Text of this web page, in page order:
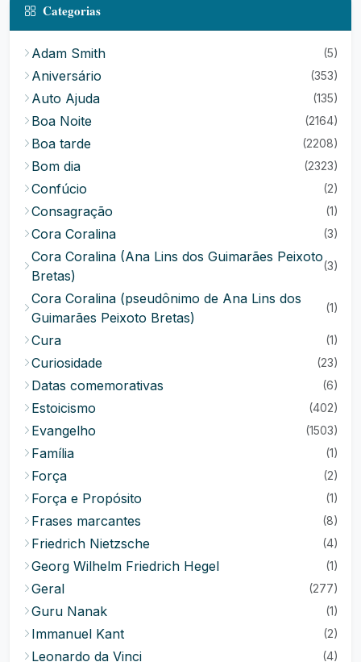
Categorias
Adam Smith (5)
Aniversário (353)
Auto Ajuda (135)
Boa Noite (2164)
Boa tarde (2208)
Bom dia (2323)
Confúcio (2)
Consagração (1)
Cora Coralina (3)
Cora Coralina (Ana Lins dos Guimarães Peixoto
Bretas)
(3)
Cora Coralina (pseudônimo de Ana Lins dos
Guimarães Peixoto Bretas)
(1)
Cura (1)
Curiosidade (23)
Datas comemorativas (6)
Estoicismo (402)
Evangelho (1503)
Família (1)
Força (2)
Força e Propósito (1)
Frases marcantes (8)
Friedrich Nietzsche (4)
Georg Wilhelm Friedrich Hegel (1)
Geral (277)
Guru Nanak (1)
Immanuel Kant (2)
Leonardo da Vinci (4)